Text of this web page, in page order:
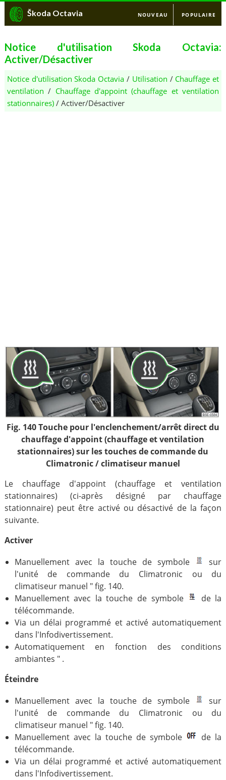
Škoda Octavia NOUVEAU POPULAIRE
Notice d'utilisation Skoda Octavia:
Activer/Désactiver
Notice d'utilisation Skoda Octavia / Utilisation / Chauffage et
ventilation / Chauffage d'appoint (chauffage et ventilation
stationnaires)/ Activer/Désactiver
Fig. 140 Touche pour l'enclenchement/arrêt direct du
chauffage d'appoint (chauffage et ventilation
stationnaires) sur les touches de commande du
Climatronic / climatiseur manuel
Le chauffage d'appoint (chauffage et ventilation
stationnaires) (ci-après désigné par chauffage
stationnaire) peut être activé ou désactivé de la façon
suivante.
Activer
Manuellement avec la touche de symbole
sur
l'unité de commande du Climatronic ou du
climatiseur manuel " fig. 140.
Manuellement avec la touche de symbole
de la
télécommande.
Via un délai programmé et activé automatiquement
dans l'Infodivertissement.
Automatiquement en fonction des conditions
ambiantes " .
Éteindre
Manuellement avec la touche de symbole
sur
l'unité de commande du Climatronic ou du
climatiseur manuel " fig. 140.
Manuellement avec la touche de symbole
de la
télécommande.
Via un délai programmé et activé automatiquement
dans l'Infodivertissement.